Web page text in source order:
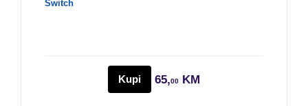
Switch
Kupi 65,00 KM